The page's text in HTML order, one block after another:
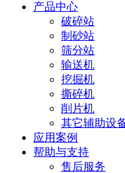
产品中心
破碎站
制砂站
筛分站
输送机
挖掘机
撕碎机
削片机
其它辅助设
应用案例
帮助与支持
售后服务